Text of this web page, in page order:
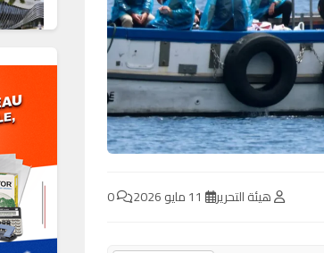
هيئة التحرير